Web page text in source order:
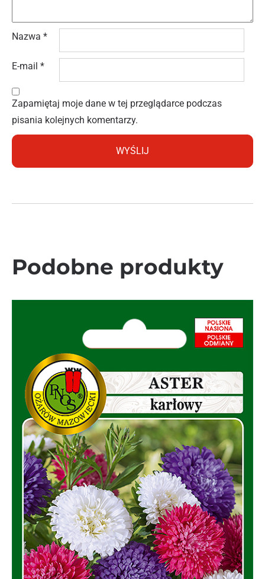
Nazwa *
E-mail *
Zapamiętaj moje dane w tej przeglądarce podczas
pisania kolejnych komentarzy.
Podobne produkty